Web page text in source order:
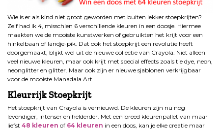
Wie is er als kind niet groot geworden met buiten lekker stoepkrijten?
Zelf had ik 4, misschien 6 verschillende kleuren in een doosje. Hiermee
maakten we de mooiste kunstwerken of gebruikten het krijt voor een
hinkelbaan of landje-pik. Dat ook het stoepkrijt een revolutie heeft
doorgemaakt, blijkt wel uit de nieuwe collectie van Crayola. Niet alleen
veel nieuwe kleuren, maar ook krijt met special effects zoals tie dye, neon,
neonglitter en glitter. Maar ook zijn er nieuwe sjablonen verkrijgbaar
voor de mooiste Manadala Art.
Kleurrijk Stoepkrijt
Het stoepkrijt van Crayola is vernieuwd. De kleuren zijn nu nog
levendiger, intenser en helderder. Met een breed kleurenpallet van maar
liefst 48 kleuren of 64 kleuren in een doos, kan je elke creatie maar